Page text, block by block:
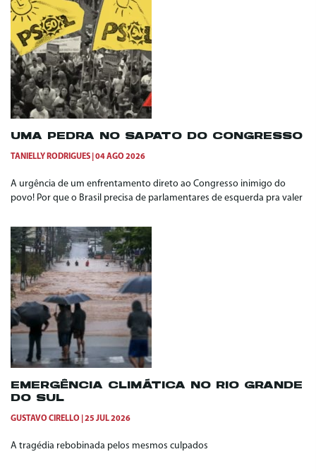
UMA PEDRA NO SAPATO DO CONGRESSO
TANIELLY RODRIGUES 04 AGO 2026
A urgência de um enfrentamento direto ao Congresso inimigo do
povo! Por que o Brasil precisa de parlamentares de esquerda pra valer
EMERGÊNCIA CLIMÁTICA NO RIO GRANDE
DO SUL
GUSTAVO CIRELLO 25 JUL 2026
A tragédia rebobinada pelos mesmos culpados